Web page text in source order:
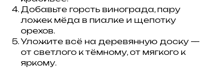
Добавьте горсть винограда, пару
ложек мёда в пиалке и щепотку
орехов.
Уложите всё на деревянную доску —
от светлого к тёмному, от мягкого к
яркому.